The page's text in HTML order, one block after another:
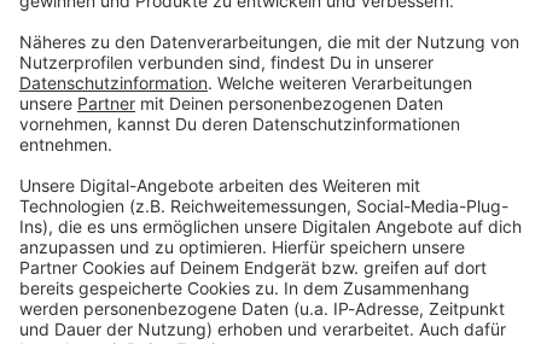
Zum Newsletter anmelden
Du möchtest uns etwas sagen?
Studio Hotline